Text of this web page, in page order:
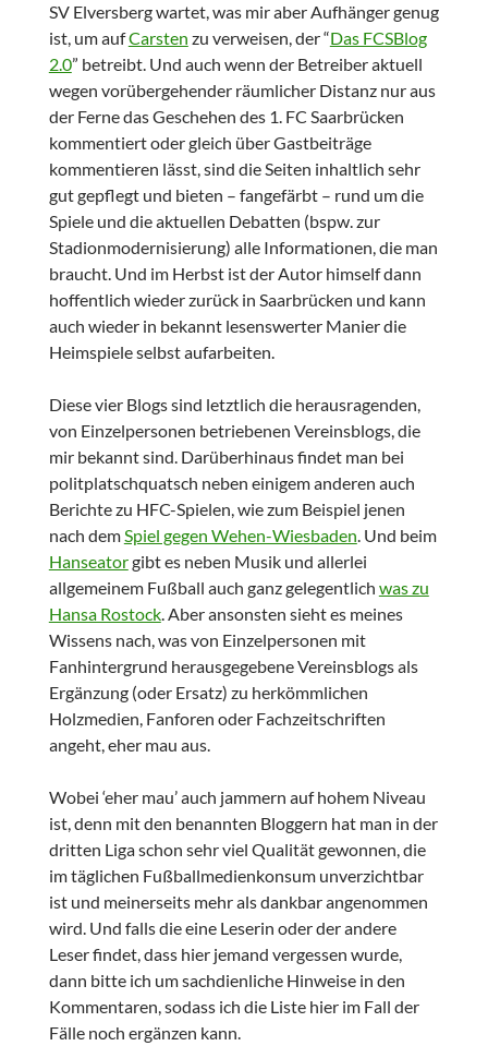
SV Elversberg wartet, was mir aber Aufhänger genug
ist, um aufCarsten zu verweisen, der “Das FCSBlog
2.0” betreibt. Und auch wenn der Betreiber aktuell
wegen vorübergehender räumlicher Distanz nur aus
der Ferne das Geschehen des 1. FC Saarbrücken
kommentiert oder gleich über Gastbeiträge
kommentieren lässt, sind die Seiten inhaltlich sehr
gut gepflegt und bieten – fangefärbt – rund um die
Spiele und die aktuellen Debatten (bspw. zur
Stadionmodernisierung) alle Informationen, die man
braucht. Und im Herbst ist der Autor himself dann
hoffentlich wieder zurück in Saarbrücken und kann
auch wieder in bekannt lesenswerter Manier die
Heimspiele selbst aufarbeiten.
Diese vier Blogs sind letztlich die herausragenden,
von Einzelpersonen betriebenen Vereinsblogs, die
mir bekannt sind. Darüberhinaus findet man bei
politplatschquatsch neben einigem anderen auch
Berichte zu HFC-Spielen, wie zum Beispiel jenen
nach demSpiel gegen Wehen-Wiesbaden. Und beim
Hanseatorgibt es neben Musik und allerlei
allgemeinem Fußball auch ganz gelegentlich was zu
Hansa Rostock. Aber ansonsten sieht es meines
Wissens nach, was von Einzelpersonen mit
Fanhintergrund herausgegebene Vereinsblogs als
Ergänzung (oder Ersatz) zu herkömmlichen
Holzmedien, Fanforen oder Fachzeitschriften
angeht, eher mau aus.
Wobei ‘eher mau’ auch jammern auf hohem Niveau
ist, denn mit den benannten Bloggern hat man in der
dritten Liga schon sehr viel Qualität gewonnen, die
im täglichen Fußballmedienkonsum unverzichtbar
ist und meinerseits mehr als dankbar angenommen
wird. Und falls die eine Leserin oder der andere
Leser findet, dass hier jemand vergessen wurde,
dann bitte ich um sachdienliche Hinweise in den
Kommentaren, sodass ich die Liste hier im Fall der
Fälle noch ergänzen kann.